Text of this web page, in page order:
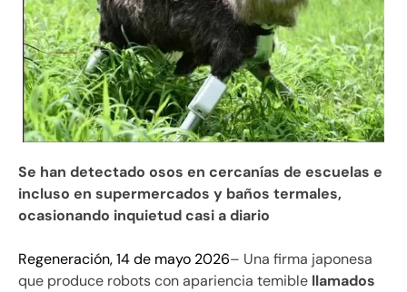
Se han detectado osos en cercanías de escuelas e
incluso en supermercados y baños termales,
ocasionando inquietud casi a diario
Regeneración, 14 de mayo 2026– Una firma japonesa
que produce robots con apariencia temible llamados